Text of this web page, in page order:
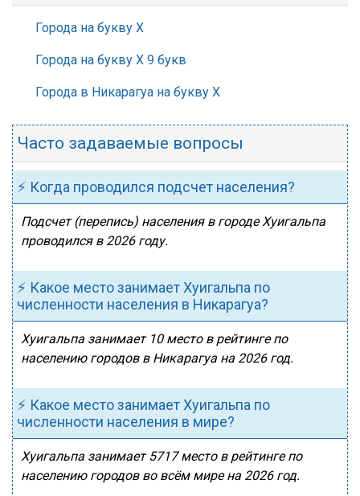
Города на букву Х
Города на букву Х 9 букв
Города в Никарагуа на букву Х
Часто задаваемые вопросы
⚡ Когда проводился подсчет населения?
Подсчет (перепись) населения в городе Хуигальпа
проводился в 2026 году.
⚡ Какое место занимает Хуигальпа по
численности населения в Никарагуа?
Хуигальпа занимает 10 место в рейтинге по
населению городов в Никарагуа на 2026 год.
⚡ Какое место занимает Хуигальпа по
численности населения в мире?
Хуигальпа занимает 5717 место в рейтинге по
населению городов во всём мире на 2026 год.